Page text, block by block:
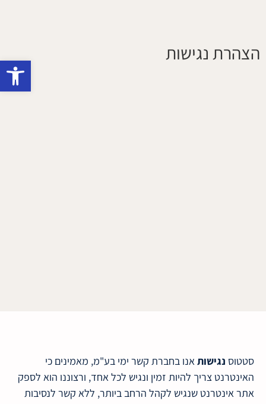
פתח סרגל נגישות
הצהרת נגישות
סטטוס נגישותאנו בחברת קשר ימי בע"מ, מאמינים כי
האינטרנט צריך להיות זמין ונגיש לכל אחד, ורצוננו הוא לספק
אתר אינטרנט שנגיש לקהל הרחב ביותר, ללא קשר לנסיבות